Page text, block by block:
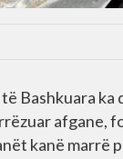
Bashkuara ka
afgane,
kanë marrë